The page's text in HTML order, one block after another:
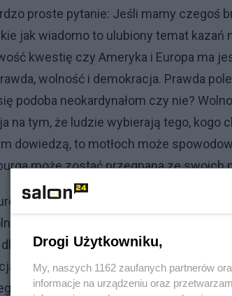
proste pytanie: Jeśli mamy czegoś
jak wiadomo to ulubiony temat kazań
kwestię czy Ameryka i Europa ma
wolność i demokracja. Prawda
podoba neokardynałom czy nie?
na tym, że ludzie wybierają tego, kogo
dowiedzą, to motłoch może
może zostać przegnana ze swoich
aby się nie bali swoich
i nie karali ich za ich poglądy np. na
nich ważne. Ludzie chcą, aby
i islamskim terroryzmem. Słabością
co myślą ich wyborcy, wspierają
Drogi Użytkowniku,
My, naszych 1162 zaufanych partnerów
informacje na urządzeniu oraz